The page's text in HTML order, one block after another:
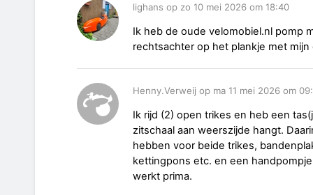
lighans op zo 10 mei 2026 om 18:40
Ik heb de oude velomobiel.nl pomp
rechtsachter op het plankje met
Henny.Verweij op ma 11 mei 2026 om
Ik rijd (2) open trikes en heb een
zitschaal aan weerszijde hangt.
hebben voor beide trikes,
kettingpons etc. en een
werkt prima.